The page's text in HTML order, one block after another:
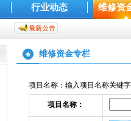
行业动态 维修资
维修资金专栏
项目名称：输入项目名称关键
项目名称：